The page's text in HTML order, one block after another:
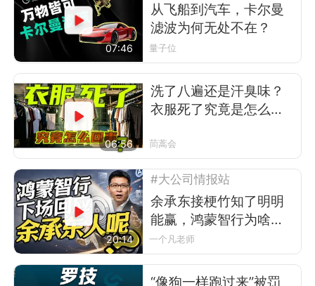
07:46
从飞船到汽车，卡尔曼
滤波为何无处不在？
量子位
06:56
洗了八遍还是汗臭味？
衣服死了究竟是怎么回
茼蒿会
20:14
#大公司情报站
余承东接梗竹知了明明
能赢，鸿蒙智行为啥不
让？
一个凡老师
“像狗一样跑过来”被罚